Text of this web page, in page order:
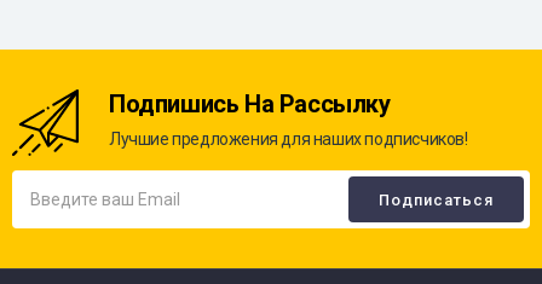
Подпишись На Рассылку
Лучшие предложения для наших подписчиков!